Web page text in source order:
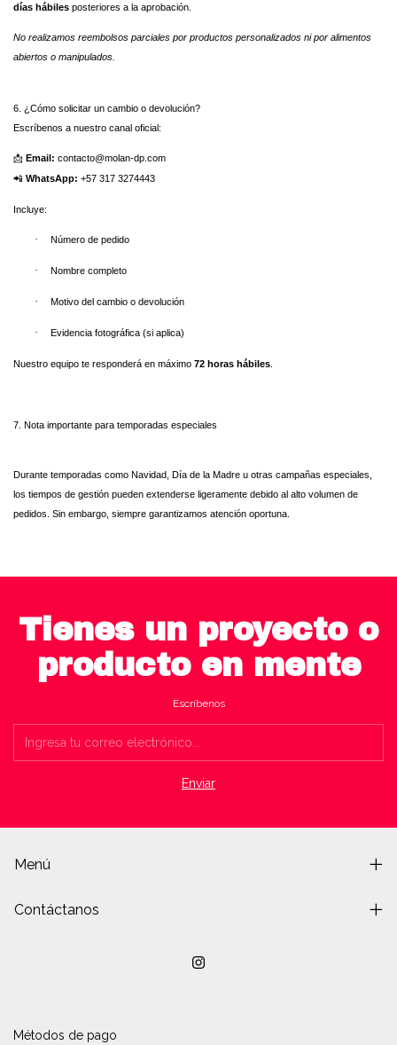
días hábiles posteriores a la aprobación.
No realizamos reembolsos parciales por productos personalizados ni por alimentos
abiertos o manipulados.
6. ¿Cómo solicitar un cambio o devolución?
Escríbenos a nuestro canal oficial:
📩 Email: contacto@molan-dp.com
📲 WhatsApp: +57 317 3274443
Incluye:
· Número de pedido
· Nombre completo
· Motivo del cambio o devolución
· Evidencia fotográfica (si aplica)
Nuestro equipo te responderá en máximo 72 horas hábiles
7. Nota importante para temporadas especiales
Durante temporadas como Navidad, Día de la Madre u otras campañas especiales,
los tiempos de gestión pueden extenderse ligeramente debido al alto volumen de
pedidos. Sin embargo, siempre garantizamos atención oportuna.
Tienes un proyecto o
producto en mente
Escríbenos
Menú
Contáctanos
Métodos de pago